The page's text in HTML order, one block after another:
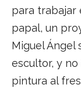
para trabajar
papal, un
Miguel Ángel
escultor, y
pintura al